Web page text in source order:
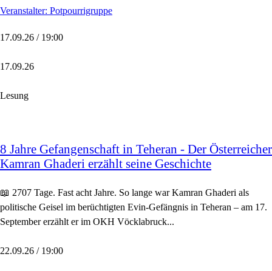
Veranstalter: Potpourrigruppe
17.09.26 / 19:00
17.09.26
Lesung
8 Jahre Gefangenschaft in Teheran - Der Österreicher
Kamran Ghaderi erzählt seine Geschichte
📖 2707 Tage. Fast acht Jahre. So lange war Kamran Ghaderi als
politische Geisel im berüchtigten Evin-Gefängnis in Teheran – am 17.
September erzählt er im OKH Vöcklabruck...
22.09.26 / 19:00